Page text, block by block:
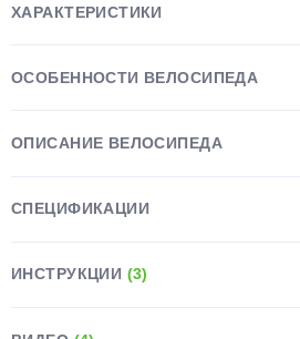
ХАРАКТЕРИСТИКИ
ОСОБЕННОСТИ ВЕЛОСИПЕДА
ОПИСАНИЕ ВЕЛОСИПЕДА
СПЕЦИФИКАЦИИ
ИНСТРУКЦИИ (3)
недели